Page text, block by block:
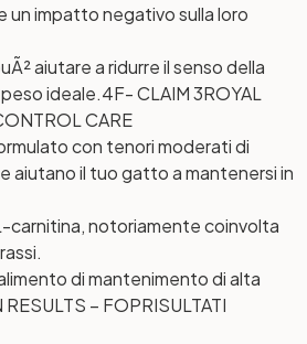
un impatto negativo sulla loro
aiutare a ridurre il senso della
ideale.4F- CLAIM 3ROYAL
CARE
con tenori moderati di
aiutano il tuo gatto a mantenersi in
carnitina, notoriamente coinvolta
di mantenimento di alta
– FOPRISULTATI